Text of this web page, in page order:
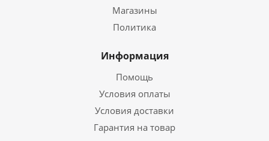
Магазины
Политика
Информация
Помощь
Условия оплаты
Условия доставки
Гарантия на товар